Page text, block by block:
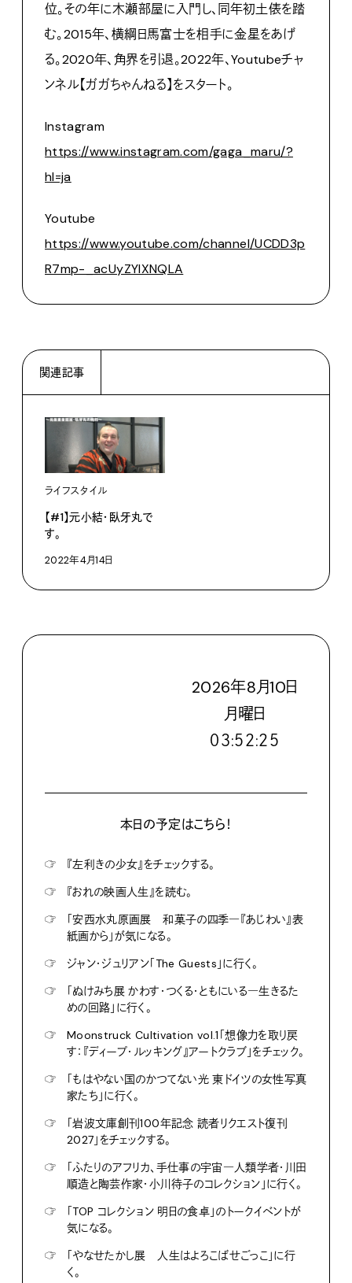
位。その年に木瀬部屋に入門し、同年初土俵を踏
む。2015年、横綱日馬富士を相手に金星をあげ
る。2020年、角界を引退。2022年、Youtubeチャ
ンネル【ガガちゃんねる】をスタート。
Instagram
https://www.instagram.com/gaga_maru/?
hl=ja
Youtube
https://www.youtube.com/channel/UCDD3p
R7mp-_acUyZYIXNQLA
関連記事
ライフスタイル
【#1】元小結・臥牙丸で
す。
2022年4月14日
2026年8月10日
月曜日
０３:５２:２５
本日の予定はこちら！
☞
『左利きの少女』をチェックする。
☞
『おれの映画人生』を読む。
☞
「安西水丸原画展 和菓子の四季―『あじわい』表
紙画から」が気になる。
☞
ジャン・ジュリアン「The Guests」に行く。
☞
「ぬけみち展 かわす・つくる・ともにいる―生きるた
めの回路」に行く。
☞
Moonstruck Cultivation vol.1「想像力を取り戻
す：『ディープ・ルッキング』アートクラブ」をチェック。
☞
「もはやない国のかつてない光 東ドイツの女性写真
家たち」に行く。
☞
「岩波文庫創刊100年記念 読者リクエスト復刊
2027」をチェックする。
☞
「ふたりのアフリカ、手仕事の宇宙―人類学者・川田
順造と陶芸作家・小川待子のコレクション」に行く。
☞
「TOP コレクション 明日の食卓」のトークイベントが
気になる。
☞
「やなせたかし展 人生はよろこばせごっこ」に行
く。